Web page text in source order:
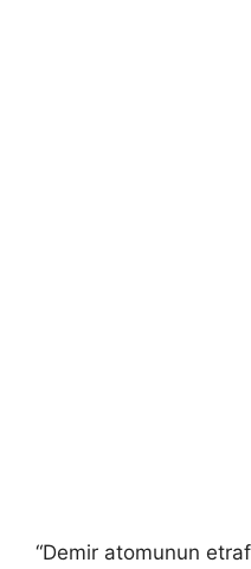
“Demir atomunun